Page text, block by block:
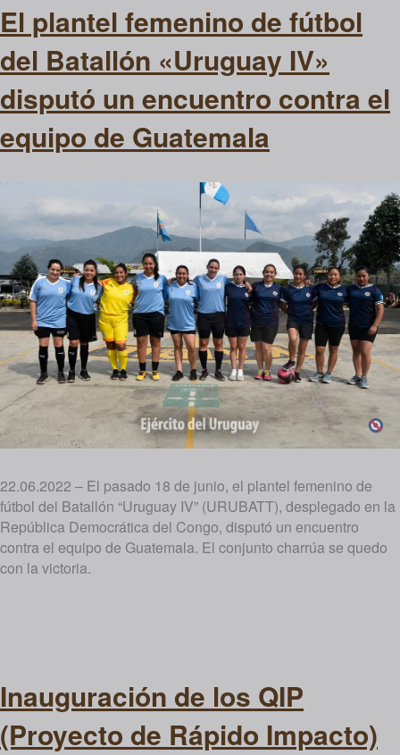
El plantel femenino de fútbol
del Batallón «Uruguay IV»
disputó un encuentro contra el
equipo de Guatemala
22.06.2022 – El pasado 18 de junio, el plantel femenino de
fútbol del Batallón “Uruguay IV” (URUBATT), desplegado en la
República Democrática del Congo, disputó un encuentro
contra el equipo de Guatemala. El conjunto charrúa se quedo
con la victoria.
Inauguración de los QIP
(Proyecto de Rápido Impacto)